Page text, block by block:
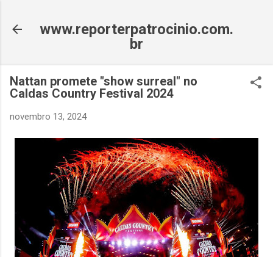
www.reporterpatrocinio.com.
br
Nattan promete "show surreal" no
Caldas Country Festival 2024
novembro 13, 2024